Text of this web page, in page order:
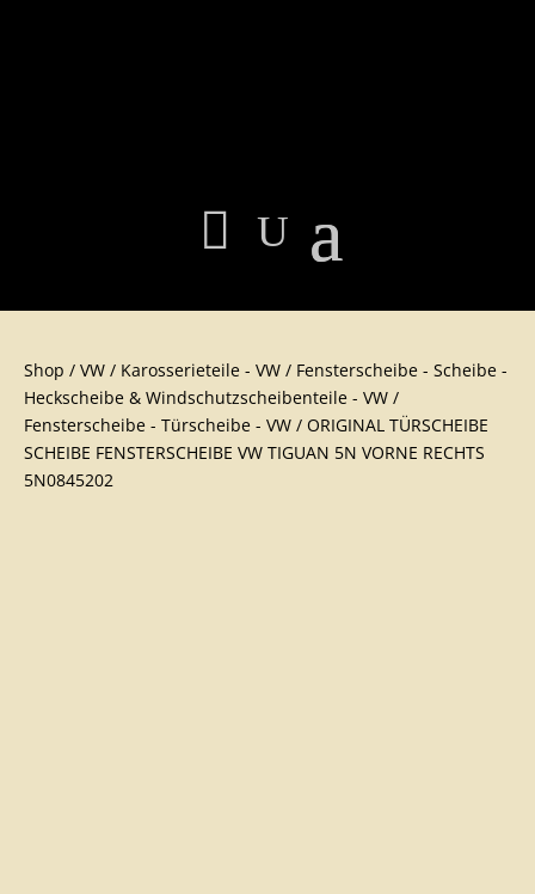
Shop / VW / Karosserieteil​e - VW / Fensterscheibe - Scheibe -
Heckscheibe & Windschutzscheibenteile - VW /
Fensterscheibe - Türscheibe - VW / ORIGINAL TÜRSCHEIBE
SCHEIBE FENSTERSCHEIBE VW TIGUAN 5N VORNE RECHTS
5N0845202